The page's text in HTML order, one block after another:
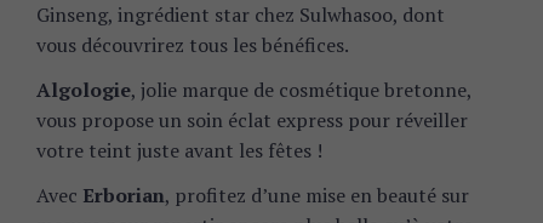
Ginseng, ingrédient star chez Sulwhasoo, dont
vous découvrirez tous les bénéfices.
Algologie, jolie marque de cosmétique bretonne,
vous propose un soin éclat express pour réveiller
votre teint juste avant les fêtes !
Avec Erborian, profitez d’une mise en beauté sur